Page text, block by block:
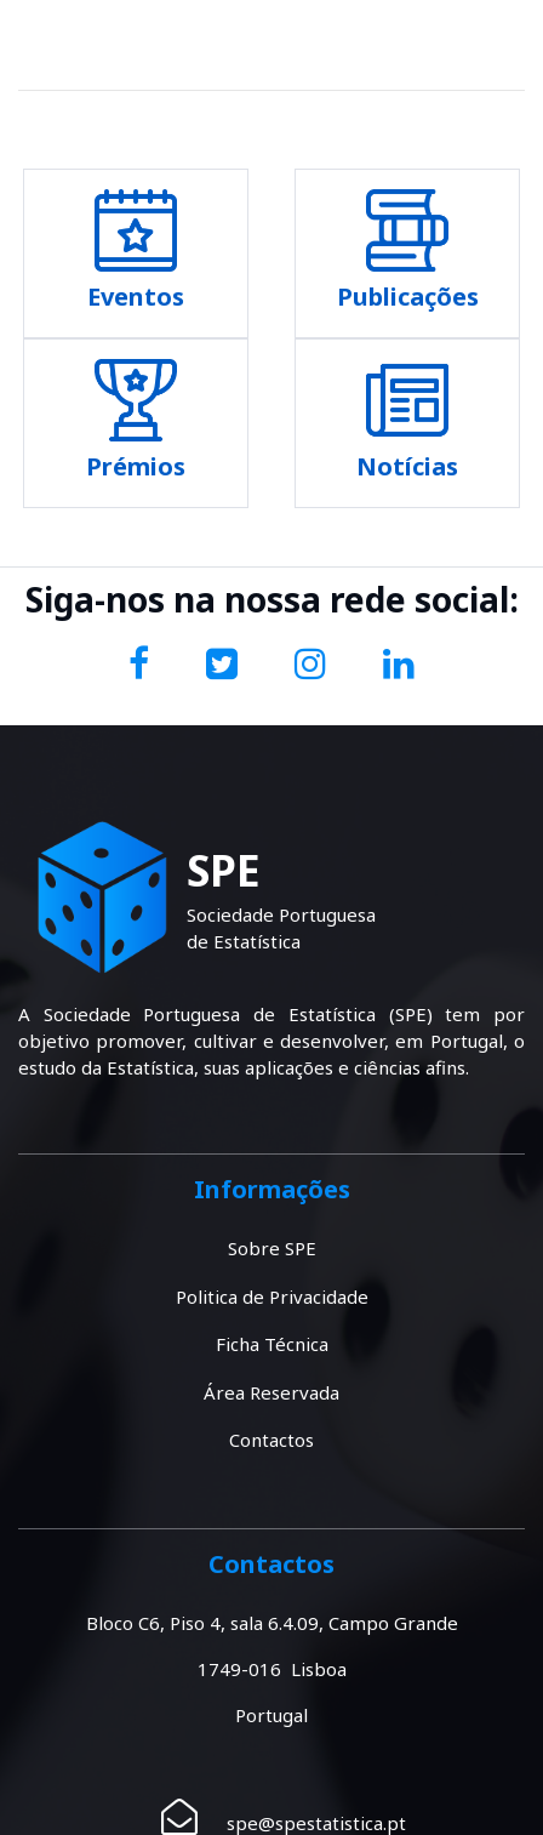
Eventos Publicações
Prémios Notícias
Siga-nos na nossa rede social:
SPE
Sociedade Portuguesa
de Estatística
A Sociedade Portuguesa de Estatística (SPE) tem por
objetivo promover, cultivar e desenvolver, em Portugal, o
estudo da Estatística, suas aplicações e ciências afins.
Informações
Sobre SPE
Politica de Privacidade
Ficha Técnica
Área Reservada
Contactos
Contactos
Bloco C6, Piso 4, sala 6.4.09, Campo Grande
1749-016 Lisboa
Portugal
spe@spestatistica.pt